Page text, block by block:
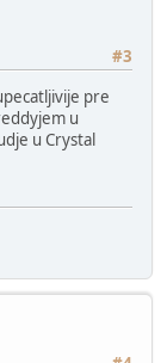
#3
pre
u
u Crystal